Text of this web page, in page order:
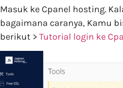
Masuk ke Cpanel hosting.
bagaimana caranya, Kamu
berikut > Tutorial login ke